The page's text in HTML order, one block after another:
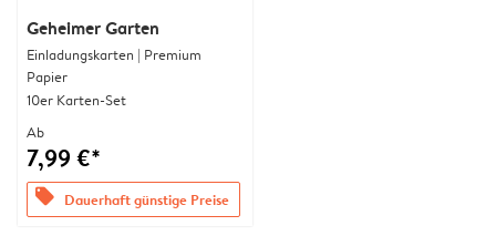
Geheimer Garten
Einladungskarten | Premium
Papier
10er Karten-Set
Ab
7,99 €*
offers Dauerhaft günstige Preise